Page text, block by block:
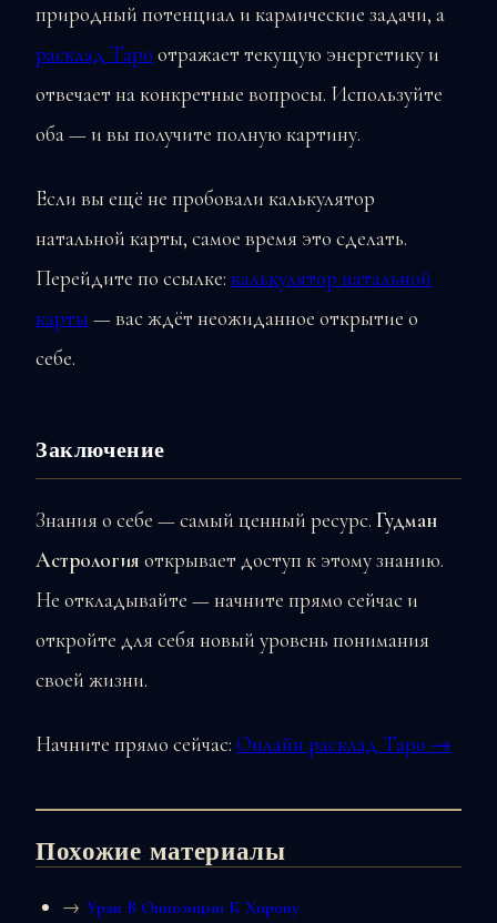
природный потенциал и кармические задачи, а
расклад Таро отражает текущую энергетику и
отвечает на конкретные вопросы. Используйте
оба — и вы получите полную картину.
Если вы ещё не пробовали калькулятор
натальной карты, самое время это сделать.
Перейдите по ссылке: калькулятор натальной
карты — вас ждёт неожиданное открытие о
себе.
Заключение
Знания о себе — самый ценный ресурс. Гудман
Астрология открывает доступ к этому знанию.
Не откладывайте — начните прямо сейчас и
откройте для себя новый уровень понимания
своей жизни.
Начните прямо сейчас: Онлайн расклад Таро →
Похожие материалы
Уран В Оппозиции К Хирону